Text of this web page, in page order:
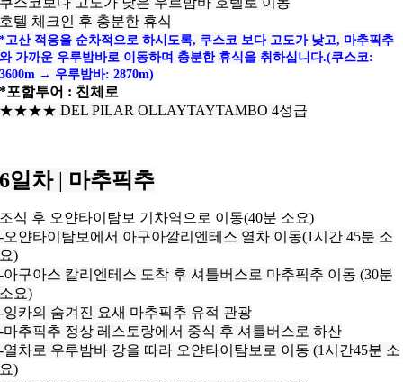
호텔 체크인 후 충분한 휴식
*고산 적응을 순차적으로 하시도록, 쿠스코 보다 고도가 낮고, 마추픽추
와 가까운 우루밤바로 이동하며 충분한 휴식을 취하십니다.(쿠스코:
3600m → 우루밤바: 2870m)
*포함투어 : 친체로
★★★★DEL PILAR OLLAYTAYTAMBO 4성급
6일차 | 마추픽추
조식 후 오얀타이탐보 기차역으로 이동(40분 소요)
-오얀타이탐보에서 아구아깔리엔테스 열차 이동(1시간 45분 소
요)
-아구아스 칼리엔테스 도착 후 셔틀버스로 마추픽추 이동 (30분
소요)
-잉카의 숨겨진 요새 마추픽추 유적 관광
-마추픽추 정상 레스토랑에서 중식 후 셔틀버스로 하산
-열차로 우루밤바 강을 따라 오얀타이탐보로 이동 (1시간45분 소
요)